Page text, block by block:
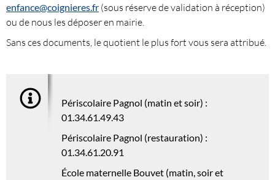
enfance@coignieres.fr (sous réserve de validation à réception)
ou de nous les déposer en mairie.
Sans ces documents, le quotient le plus fort vous sera attribué.
Périscolaire Pagnol (matin et soir) :
01.34.61.49.43
Périscolaire Pagnol (restauration) :
01.34.61.20.91
École maternelle Bouvet (matin, soir et